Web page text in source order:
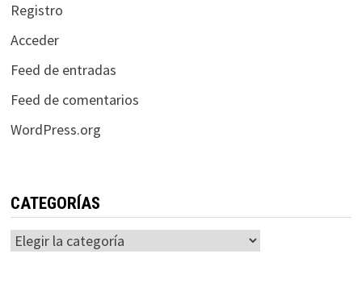
Registro
Acceder
Feed de entradas
Feed de comentarios
WordPress.org
CATEGORÍAS
Categorías